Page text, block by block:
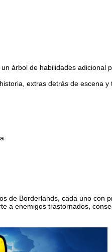
árbol de habilidades adicional
extras detrás de escena y
de Borderlands, cada uno con
a enemigos trastornados,